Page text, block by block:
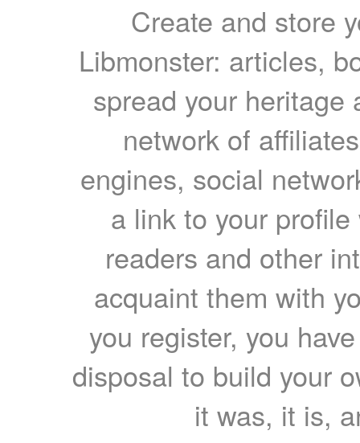
Create and store
Libmonster: articles,
spread your heritage
network of
engines, social
a link to your
readers and other
acquaint them with
you register, you
disposal to build your
it was, it is,